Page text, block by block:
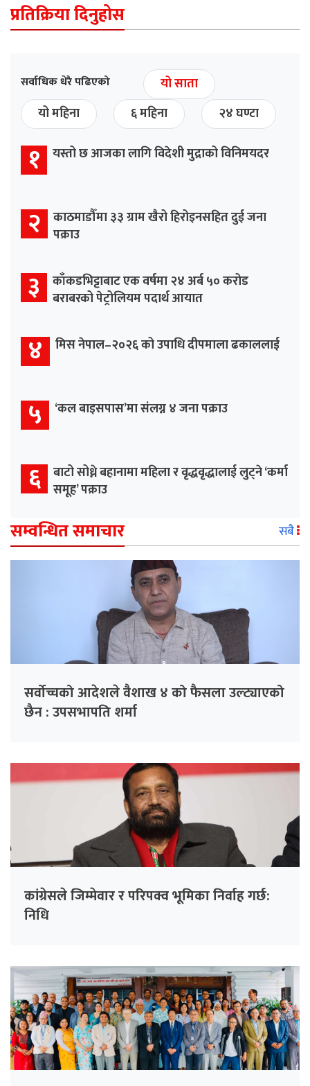
प्रतिक्रिया दिनुहोस
सर्वाधिक धेरै पढिएको
यो साता
यो महिना
६ महिना २४ घण्टा
१ यस्तो छ आजका लागि विदेशी मुद्राको विनिमयदर
२ काठमाडौँमा ३३ ग्राम खैरो हिरोइनसहित दुई जना
पक्राउ
३ काँकडभिट्टाबाट एक वर्षमा २४ अर्ब ५० करोड
बराबरको पेट्रोलियम पदार्थ आयात
४ मिस नेपाल–२०२६ को उपाधि दीपमाला ढकाललाई
५ ‘कल बाइसपास’मा संलग्न ४ जना पक्राउ
६ बाटो सोध्ने बहानामा महिला र वृद्धवृद्धालाई लुट्ने ‘कर्मा
समूह’ पक्राउ
सम्वन्धित समाचार सबै
सर्वोच्चको आदेशले वैशाख ४ को फैसला उल्ट्याएको
छैन : उपसभापति शर्मा
कांग्रेसले जिम्मेवार र परिपक्व भूमिका निर्वाह गर्छ:
निधि